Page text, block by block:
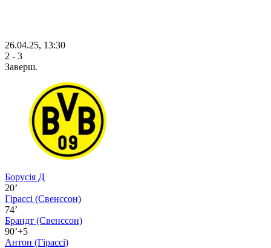
26.04.25, 13:30
2 - 3
Заверш.
Борусія Д
20’
Гірассі (Свенссон)
74’
Брандт (Свенссон)
90’+5
Антон (Гірассі)